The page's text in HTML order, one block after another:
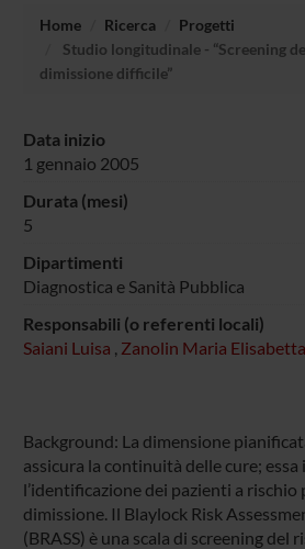
Home Ricerca
Progetti
Studio longitudinale - “Screening
dimissione difficile”
Data inizio
1 gennaio 2005
Durata (mesi)
5
Dipartimenti
Diagnostica e Sanità Pubblica
Responsabili (o referenti locali)
Saiani Luisa , Zanolin Maria Elisabetta
Background: La dimensione
assicura la continuità delle cure; essa
l’identificazione dei pazienti a
dimissione. Il Blaylock Risk
(BRASS) è una scala di screening del